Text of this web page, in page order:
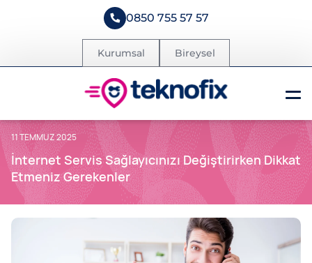
0850 755 57 57
Kurumsal Bireysel
11 TEMMUZ 2025
İnternet Servis Sağlayıcınızı Değiştirirken Dikkat
Etmeniz Gerekenler